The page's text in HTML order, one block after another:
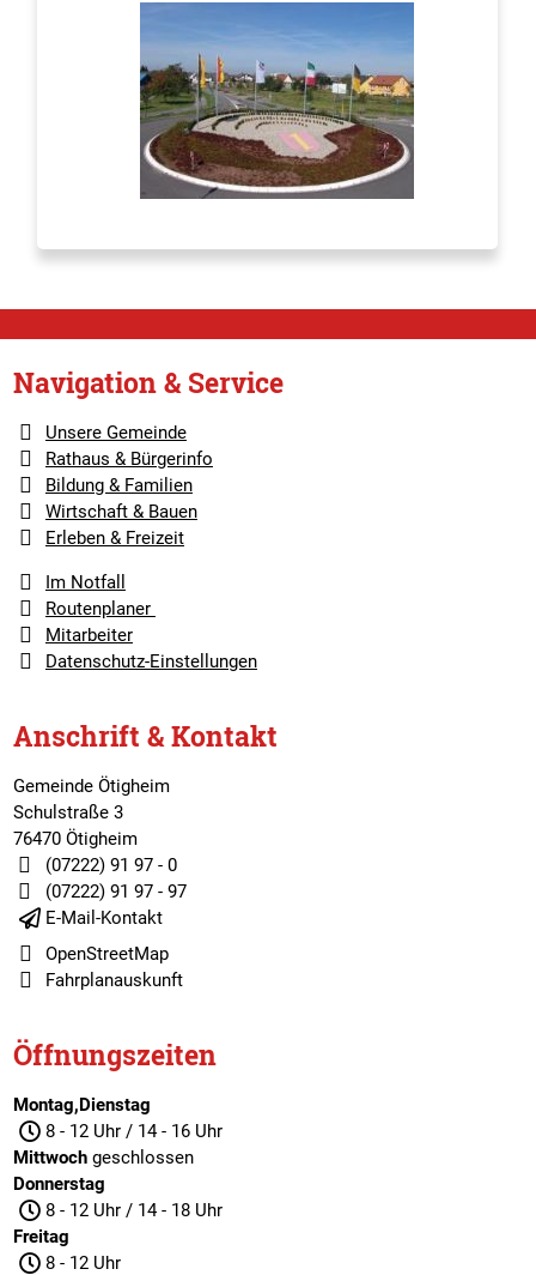
Navigation & Service
Unsere Gemeinde
Rathaus & Bürgerinfo
Bildung & Familien
Wirtschaft & Bauen
Erleben & Freizeit
Im Notfall
Routenplaner
Mitarbeiter
Datenschutz-Einstellungen
Anschrift & Kontakt
Gemeinde Ötigheim
Schulstraße 3
76470 Ötigheim
(07222) 91 97 - 0
(07222) 91 97 - 97
E-Mail-Kontakt
OpenStreetMap
Fahrplanauskunft
Öffnungszeiten
Montag,Dienstag
8 - 12 Uhr / 14 - 16 Uhr
Mittwochgeschlossen
Donnerstag
8 - 12 Uhr / 14 - 18 Uhr
Freitag
8 - 12 Uhr